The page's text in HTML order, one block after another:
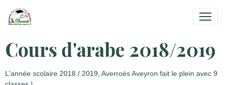
Cours d'arabe 2018/2019
L'année scolaire 2018 / 2019, Averroès Aveyron fait le plein avec 9